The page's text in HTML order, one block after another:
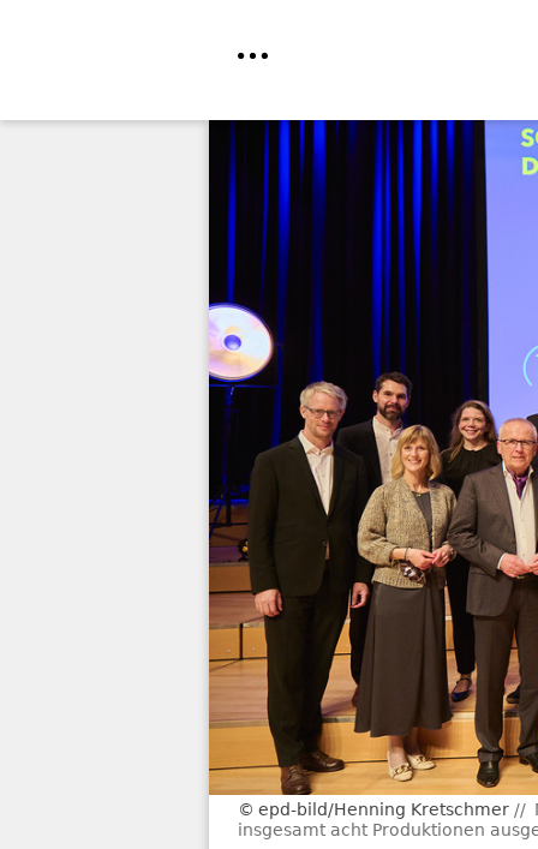
epd-bild/Henning Kretschmer
insgesamt acht Produktionen